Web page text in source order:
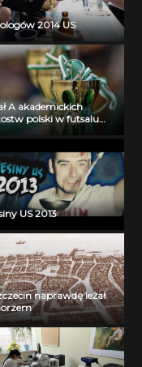
2014 US
A akademickich
polski w futsalu
US 2013
naprawdę leżał